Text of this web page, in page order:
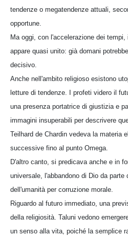
tendenze o megatendenze attuali,
opportune.
Ma oggi, con l'accelerazione dei
appare quasi unito: già domani
decisivo.
Anche nell'ambito religioso esistono
letture di tendenze. I profeti videro il
una presenza portatrice di giustizia e
immagini insuperabili per descrivere
Teilhard de Chardin vedeva la materia
successive fino al punto Omega.
D'altro canto, si predicava anche e in
universale, l'abbandono di Dio da parte
dell'umanità per corruzione morale.
Riguardo al futuro immediato, una
della religiosità. Taluni vedono
un senso alla vita, poiché la semplice